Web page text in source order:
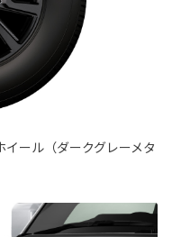
ール（ダークグレーメタ